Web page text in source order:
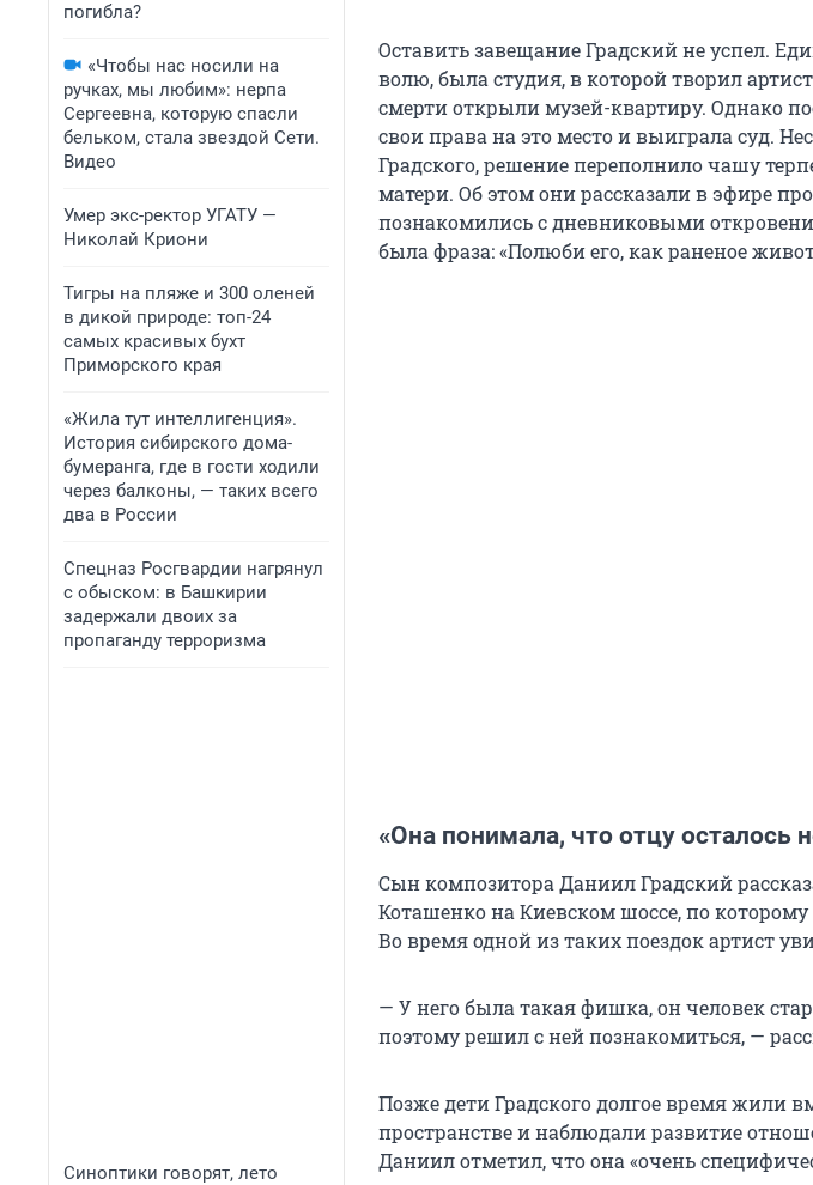
погибла?
«Чтобы нас носили на
ручках, мы любим»: нерпа
Сергеевна, которую спасли
бельком, стала звездой Сети.
Видео
Умер экс-ректор УГАТУ —
Николай Криони
Тигры на пляже и 300 оленей
в дикой природе: топ-24
самых красивых бухт
Приморского края
«Жила тут интеллигенция».
История сибирского дома-
бумеранга, где в гости ходили
через балконы, — таких всего
два в России
Спецназ Росгвардии нагрянул
с обыском: в Башкирии
задержали двоих за
пропаганду терроризма
Синоптики говорят, лето
Оставить завещание Градский не успел.
волю, была студия, в которой творил
смерти открыли музей-квартиру. Однако
свои права на это место и выиграла суд.
Градского, решение переполнило чашу
матери. Об этом они рассказали в эфире
познакомились с дневниковыми
была фраза: «Полюби его, как раненое
«Она понимала, что отцу осталось
Сын композитора Даниил Градский
Коташенко на Киевском шоссе, по
Во время одной из таких поездок артист
— У него была такая фишка, он человек
поэтому решил с ней познакомиться, —
Позже дети Градского долгое время жили
пространстве и наблюдали развитие
Даниил отметил, что она «очень